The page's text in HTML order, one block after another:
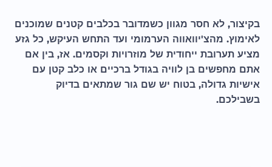
בקיצור, לא חסר מגוון כשמדובר בכלבים קטנים שמוכנים
לאימוץ. מהצ'יוואווה הערמומי ועד התחש העיקש, כל גזע
מציע תערובת ייחודית של מוזרויות וקסמים. אז, בין אם
אתם מחפשים בן לוויה בגודל ברכיים או כלב קטן עם
אישיות גדולה, בטוח יש שם גור שמתאים בדיוק
בשבילכם.